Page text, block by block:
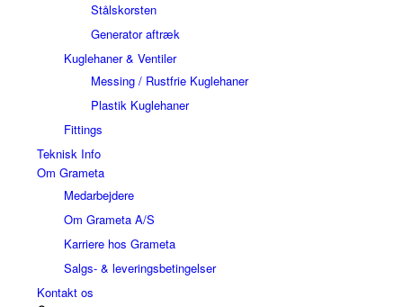
Stålskorsten
Generator aftræk
Kuglehaner & Ventiler
Messing / Rustfrie Kuglehaner
Plastik Kuglehaner
Fittings
Teknisk Info
Om Grameta
Medarbejdere
Om Grameta A/S
Karriere hos Grameta
Salgs- & leveringsbetingelser
Kontakt os